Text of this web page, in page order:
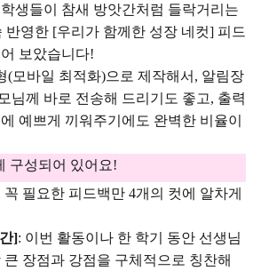
생들이 참새 방앗간처럼 들락거리는
반영한 [우리가 함께한 성장 네컷] 피드
보았습니다!
(모바일 최적화)으로 제작해서, 알림장
님께 바로 전송해 드리기도 좋고, 출력
예쁘게 끼워주기에도 완벽한 비율이
구성되어 있어요!
필요한 피드백만 4개의 컷에 알차게
]: 이번 활동이나 한 학기 동안 선생님
장점과 강점을 구체적으로 칭찬해